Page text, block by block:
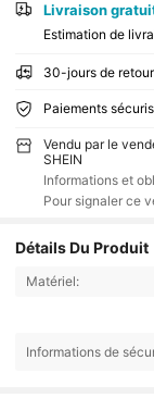
Livraison
Estimation de
30-jours de
Paiements
Vendu par le
SHEIN
Informations et
Pour signaler ce
Détails Du Produit
Matériel:
Informations de